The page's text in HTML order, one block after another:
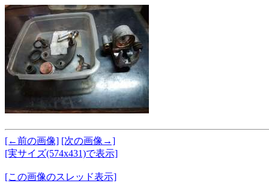
[←前の画像] [次の画像→]
[実サイズ(574x431)で表示]
[この画像のスレッド表示]